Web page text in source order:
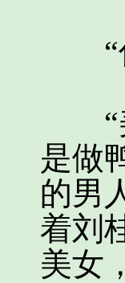
“你
“美
是做
的男
着刘
美女